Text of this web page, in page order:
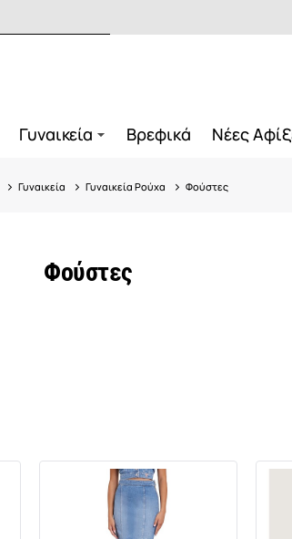
Γυναικεία Βρεφικά Νέες
Φούστες
Γυναικεία Γυναικεία Ρούχα Φούστες